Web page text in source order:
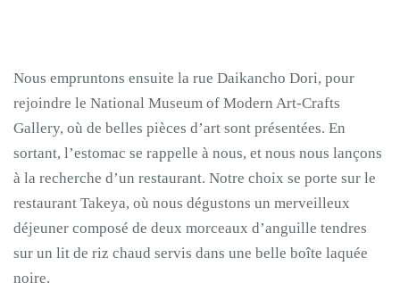
Nous empruntons ensuite la rue Daikancho Dori, pour
rejoindre le National Museum of Modern Art-Crafts
Gallery, où de belles pièces d’art sont présentées. En
sortant, l’estomac se rappelle à nous, et nous nous lançons
à la recherche d’un restaurant. Notre choix se porte sur le
restaurant Takeya, où nous dégustons un merveilleux
déjeuner composé de deux morceaux d’anguille tendres
sur un lit de riz chaud servis dans une belle boîte laquée
noire.